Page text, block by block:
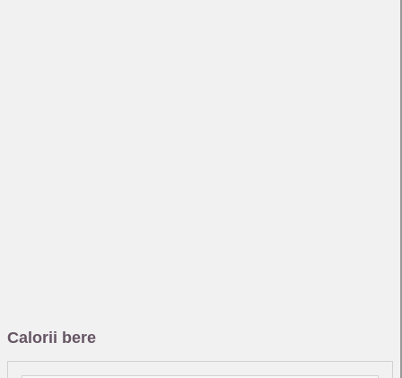
Calorii bere